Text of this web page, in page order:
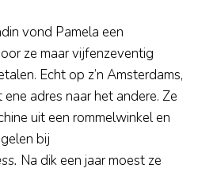
vond Pamela een
ze maar vijfenzeventig
Echt op z’n Amsterdams,
adres naar het andere. Ze
uit een rommelwinkel en
bij
Na dik een jaar moest ze